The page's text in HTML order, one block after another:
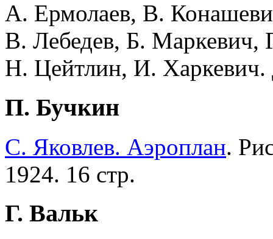
А. Ермолаев, В.
В. Лебедев, Б. Маркевич,
Н. Цейтлин, И. Харкевич.
П. Бучкин
С. Яковлев. Аэроплан.
1924. 16 стр.
Г. Вальк